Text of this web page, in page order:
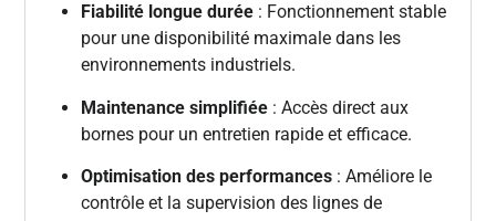
Fiabilité longue durée : Fonctionnement stable
pour une disponibilité maximale dans les
environnements industriels.
Maintenance simplifiée : Accès direct aux
bornes pour un entretien rapide et efficace.
Optimisation des performances : Améliore le
contrôle et la supervision des lignes de